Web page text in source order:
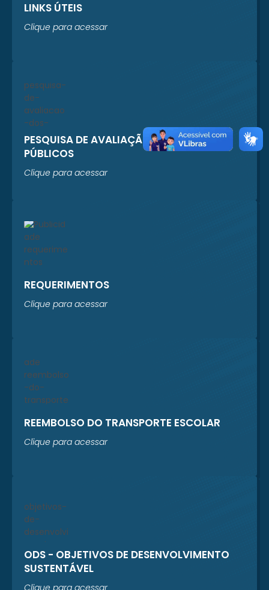
LINKS ÚTEIS
Clique para acessar
PESQUISA DE AVALIAÇÃO DOS SERVIÇOS
PÚBLICOS
Clique para acessar
REQUERIMENTOS
Clique para acessar
REEMBOLSO DO TRANSPORTE ESCOLAR
Clique para acessar
ODS - OBJETIVOS DE DESENVOLVIMENTO
SUSTENTÁVEL
Clique para acessar